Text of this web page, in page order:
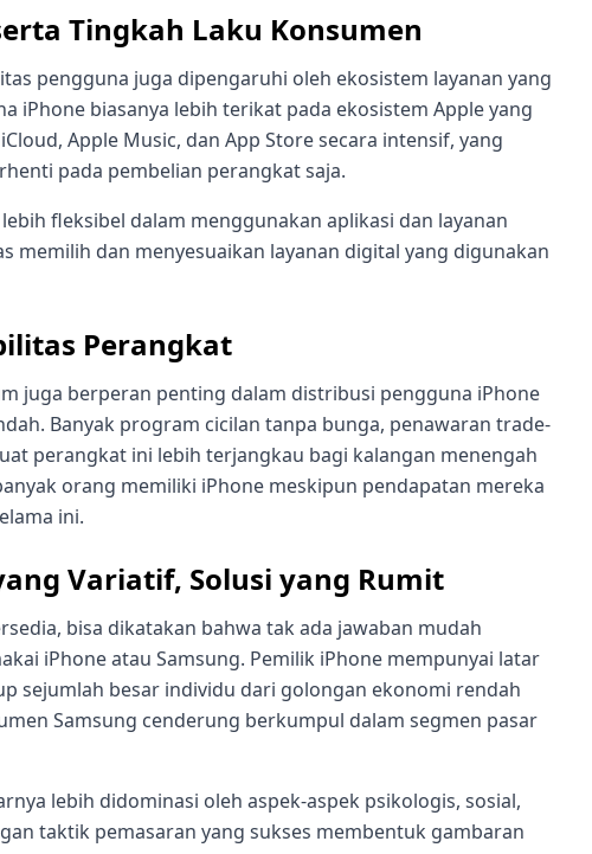
Tingkah Laku Konsumen
pengguna juga dipengaruhi oleh ekosistem layanan yang
iPhone biasanya lebih terikat pada ekosistem Apple yang
Apple Music, dan App Store secara intensif, yang
pada pembelian perangkat saja.
fleksibel dalam menggunakan aplikasi dan layanan
memilih dan menyesuaikan layanan digital yang digunakan
Perangkat
juga berperan penting dalam distribusi pengguna iPhone
Banyak program cicilan tanpa bunga, penawaran trade-
perangkat ini lebih terjangkau bagi kalangan menengah
orang memiliki iPhone meskipun pendapatan mereka
ini.
Variatif, Solusi yang Rumit
bisa dikatakan bahwa tak ada jawaban mudah
iPhone atau Samsung. Pemilik iPhone mempunyai latar
sejumlah besar individu dari golongan ekonomi rendah
Samsung cenderung berkumpul dalam segmen pasar
lebih didominasi oleh aspek-aspek psikologis, sosial,
taktik pemasaran yang sukses membentuk gambaran